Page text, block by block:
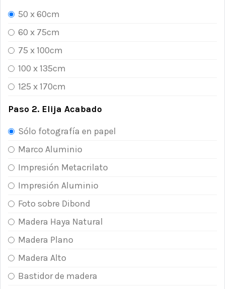
50 x 60cm
60 x 75cm
75 x 100cm
100 x 135cm
125 x 170cm
Paso 2. Elija Acabado
Sólo fotografía en papel
Marco Aluminio
Impresión Metacrilato
Impresión Aluminio
Foto sobre Dibond
Madera Haya Natural
Madera Plano
Madera Alto
Bastidor de madera